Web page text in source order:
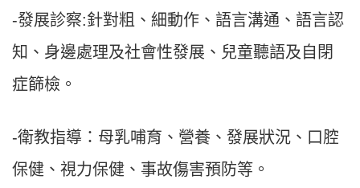
-發展診察:針對粗、細動作、語言溝通、語言認
知、身邊處理及社會性發展、兒童聽語及自閉
症篩檢。
-衛教指導：母乳哺育、營養、發展狀況、口腔
保健、視力保健、事故傷害預防等。